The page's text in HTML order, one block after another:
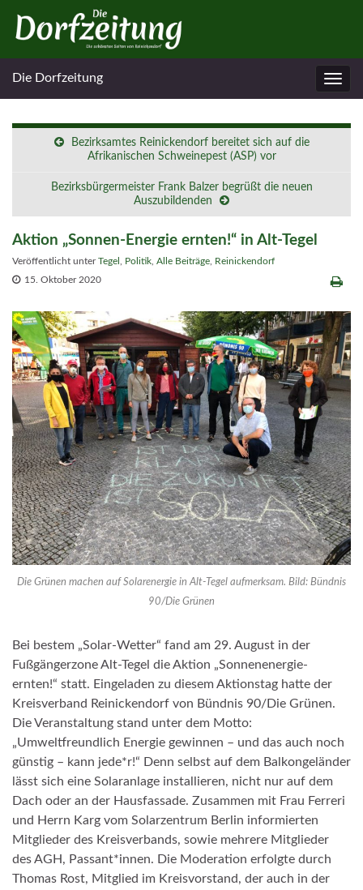
Die Dorfzeitung
Bezirksamtes Reinickendorf bereitet sich auf die
Afrikanischen Schweinepest (ASP) vor
Bezirksbürgermeister Frank Balzer begrüßt die neuen
Auszubildenden
Aktion „Sonnen-Energie ernten!“ in Alt-Tegel
Veröffentlicht unterTegel Politik Alle Beiträge
Reinickendorf
15. Oktober 2020
Die Grünen machen auf Solarenergie in Alt-Tegel aufmerksam. Bild: Bündnis
90/Die Grünen
Bei bestem „Solar-Wetter“ fand am 29. August in der
Fußgängerzone Alt-Tegel die Aktion „Sonnenenergie-
ernten!“ statt. Eingeladen zu diesem Aktionstag hatte der
Kreisverband Reinickendorf von Bündnis 90/Die Grünen.
Die Veranstaltung stand unter dem Motto:
„Umweltfreundlich Energie gewinnen – und das auch noch
günstig – kann jede*r!“ Denn selbst auf dem Balkongeländer
lässt sich eine Solaranlage installieren, nicht nur auf dem
Dach oder an der Hausfassade. Zusammen mit Frau Ferreri
und Herrn Karg vom Solarzentrum Berlin informierten
Mitglieder des Kreisverbands, sowie mehrere Mitglieder
des AGH, Passant*innen. Die Moderation erfolgte durch
Thomas Rost, Mitglied im Kreisvorstand, der auch in der